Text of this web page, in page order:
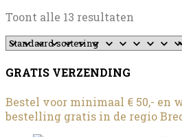
Toont alle 13 resultaten
GRATIS VERZENDING
Bestel voor minimaal € 50,- en
bestelling gratis in de regio